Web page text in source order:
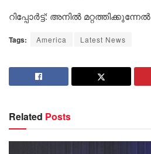
റിപ്പോർട്ട്: അനിൽ മറ്റത്തിക്കുന്നേൽ
Tags: America Latest News
Related Posts